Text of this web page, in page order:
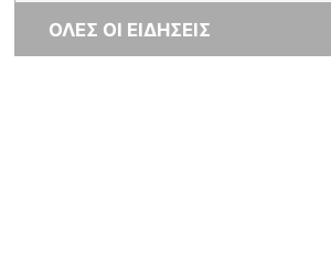
ΟΛΕΣ ΟΙ ΕΙΔΗΣΕΙΣ